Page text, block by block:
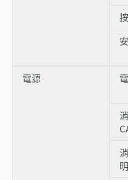
電源
明